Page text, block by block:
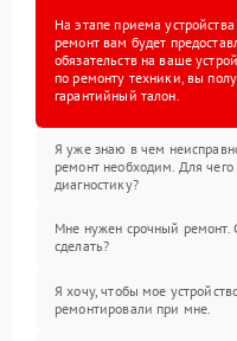
На этапе приема
ремонт вам будет
обязательств на ваше
по ремонту техники, вы
гарантийный талон.
Я уже знаю в чем
ремонт необходим. Для чего
диагностику?
Мне нужен срочный ремонт.
сделать?
Я хочу, чтобы мое
ремонтировали при мне.